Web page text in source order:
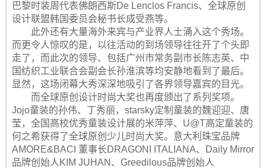
巴黎时装周代表佛朗西斯De Lenclos Francis、全球原创
设计联盟韩国委员会秘书长成受燕等。
此外还有大量海外来宾与产业界人士涌入这个秀场。
而更令人惊叹的是，以往活动的到场领导往往开了个头即
走了，而此次的领导、包括广州市常务副市长陈志英、中
国纺织工业联合会副会长孙淮滨等均安静地看到了最后。
显然，这场闭幕大秀深深地吸引了各界领导嘉宾的目光。
而全球原创设计时尚大奖也再度颁出了系列奖项。
Jojo童装的孙伟、丁秀丽，starsky定制童装的魏迎迎、唐
莹，全国高校优秀童装设计展的米萍萍、U@T高定童装的
何之希获得了全球原创少儿时尚大奖。意大利珠宝品牌
AMORE&BACI 董事长DRAGONI ITALIANA、Daily Mirror
品牌创始人KIM JUHAN、Greedilous品牌创始人